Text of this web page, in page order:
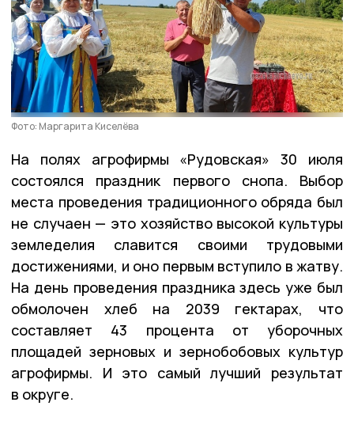
Фото: Маргарита Киселёва
На полях агрофирмы «Рудовская» 30 июля
состоялся праздник первого снопа. Выбор
места проведения традиционного обряда был
не случаен — это хозяйство высокой культуры
земледелия славится своими трудовыми
достижениями, и оно первым вступило в жатву.
На день проведения праздника здесь уже был
обмолочен хлеб на 2039 гектарах, что
составляет 43 процента от уборочных
площадей зерновых и зернобобовых культур
агрофирмы. И это самый лучший результат
в округе.